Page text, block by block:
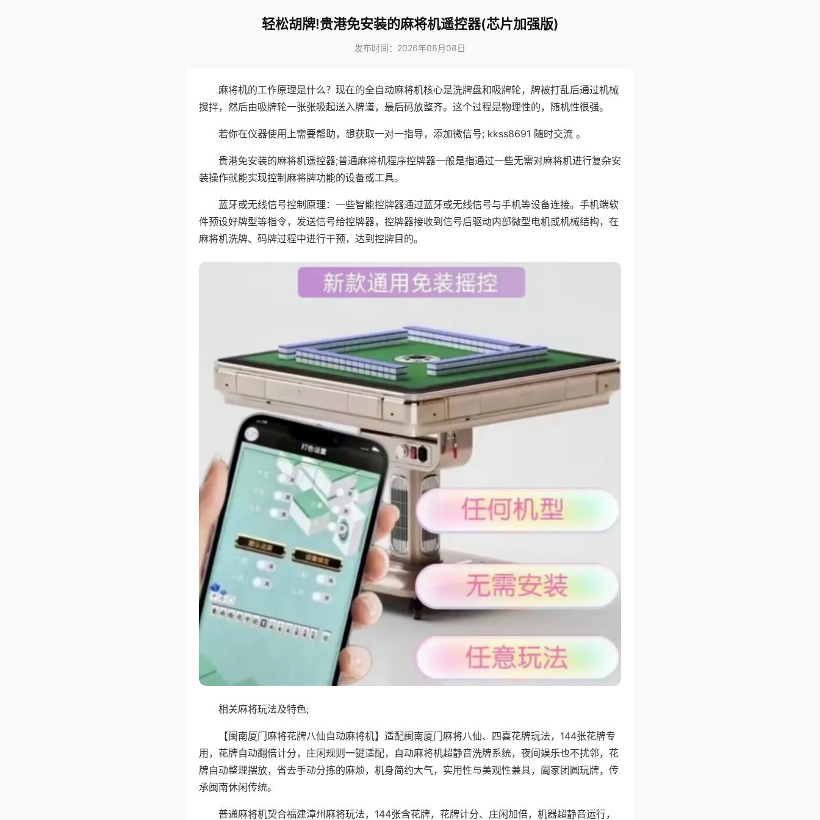
轻松胡牌!贵港免安装的麻将机遥控器(芯片加强版)
发布时间：2026年08月08日
麻将机的工作原理是什么？现在的全自动麻将机核心是洗牌盘和吸牌轮，牌被打乱后通过机械
搅拌，然后由吸牌轮一张张吸起送入牌道，最后码放整齐。这个过程是物理性的，随机性很强。
若你在仪器使用上需要帮助，想获取一对一指导，添加微信号; kkss8691 随时交流 。
贵港免安装的麻将机遥控器;普通麻将机程序控牌器一般是指通过一些无需对麻将机进行复杂安
装操作就能实现控制麻将牌功能的设备或工具。
蓝牙或无线信号控制原理：一些智能控牌器通过蓝牙或无线信号与手机等设备连接。手机端软
件预设好牌型等指令，发送信号给控牌器，控牌器接收到信号后驱动内部微型电机或机械结构，在
麻将机洗牌、码牌过程中进行干预，达到控牌目的。
相关麻将玩法及特色;
【闽南厦门麻将花牌八仙自动麻将机】适配闽南厦门麻将八仙、四喜花牌玩法，144张花牌专
用，花牌自动翻倍计分，庄闲规则一键适配，自动麻将机超静音洗牌系统，夜间娱乐也不扰邻，花
牌自动整理摆放，省去手动分拣的麻烦，机身简约大气，实用性与美观性兼具，阖家团圆玩牌，传
承闽南休闲传统。
普通麻将机契合福建漳州麻将玩法，144张含花牌，花牌计分、庄闲加倍，机器超静音运行，